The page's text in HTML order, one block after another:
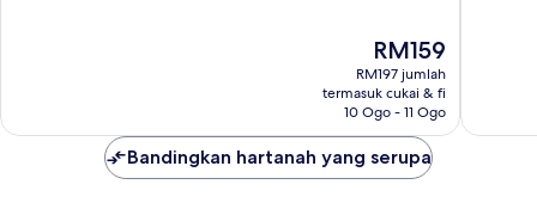
Harga
ialah
RM159
RM159
RM197 jumlah
termasuk cukai & fi
10 Ogo - 11 Ogo
Bandingkan hartanah yang serupa